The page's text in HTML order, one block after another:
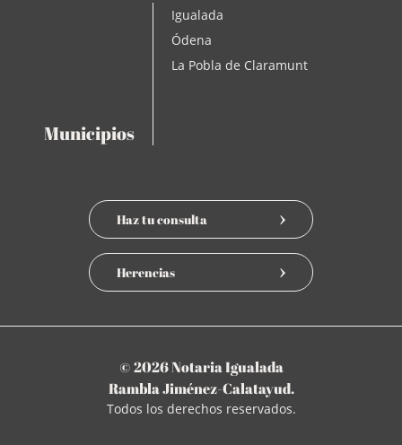
Municipios
Igualada
Ódena
La Pobla de Claramunt
Haz tu consulta
Herencias
© 2026 Notaria Igualada
Rambla Jiménez-Calatayud.
Todos los derechos reservados.